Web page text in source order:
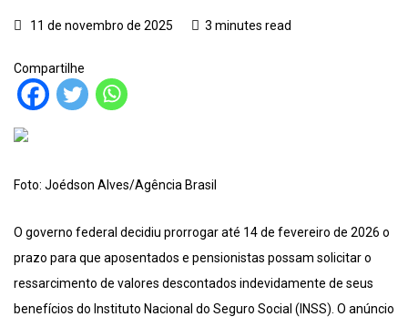
11 de novembro de 2025 3 minutes read
Compartilhe
Foto: Joédson Alves/Agência Brasil
O governo federal decidiu prorrogar até 14 de fevereiro de 2026 o
prazo para que aposentados e pensionistas possam solicitar o
ressarcimento de valores descontados indevidamente de seus
benefícios do Instituto Nacional do Seguro Social (INSS). O anúncio